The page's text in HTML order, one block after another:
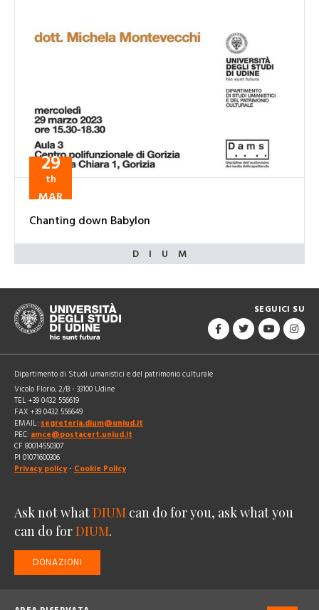
29
th
MAR
Chanting down Babylon
SEGUICI SU
Dipartimento di Studi umanistici e del patrimonio culturale
Vicolo Florio, 2/B - 33100 Udine
TEL +39 0432 556619
FAX +39 0432 556649
EMAIL: segreteria.dium@uniud.it
PEC: amce@postacert.uniud.it
CF 80014550307
PI 01071600306
Privacy policy - Cookie Policy
Ask not whatDIUM can do for you, ask what you
can do forDIUM.
DONAZIONI